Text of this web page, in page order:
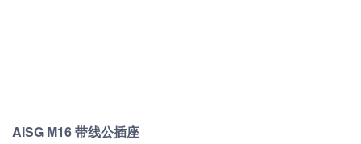
AISG M16 带线公插座